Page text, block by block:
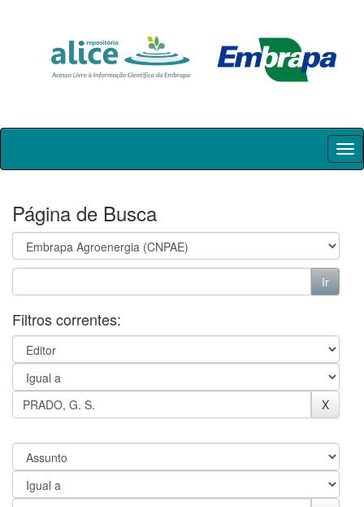
Skip
Página de Busca
Filtros correntes: